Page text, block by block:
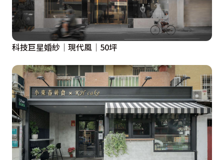
科技巨星婚紗│現代風│50坪